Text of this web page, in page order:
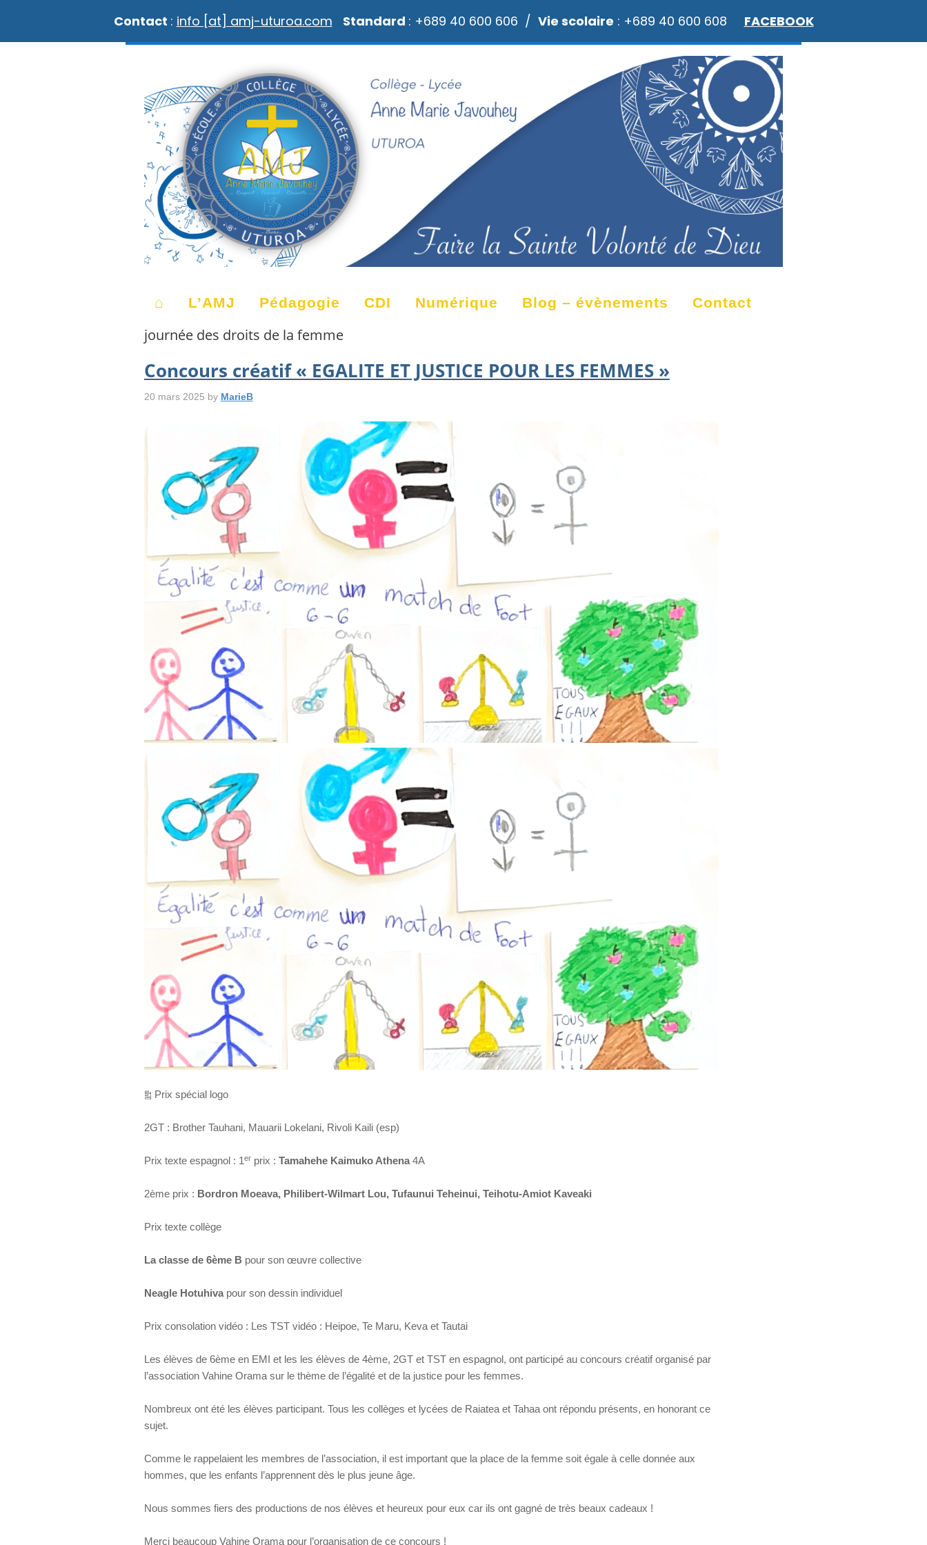
⌂ L’AMJ Pédagogie CDI Numérique Blog – évènements Contact
journée des droits de la femme
Concours créatif « EGALITE ET JUSTICE POUR LES FEMMES »
20 mars 2025 by MarieB
༖ Prix spécial logo
2GT : Brother Tauhani, Mauarii Lokelani, Rivoli Kaili (esp)
Prix texte espagnol : 1erprix : Tamahehe Kaimuko Athena4A
2ème prix : Bordron Moeava, Philibert-Wilmart Lou, Tufaunui Teheinui, Teihotu-Amiot Kaveaki
Prix texte collège
La classe de 6ème B pour son œuvre collective
Neagle Hotuhivapour son dessin individuel
Prix consolation vidéo : Les TST vidéo : Heipoe, Te Maru, Keva et Tautai
Les élèves de 6ème en EMI et les les élèves de 4ème, 2GT et TST en espagnol, ont participé au concours créatif organisé par
l’association Vahine Orama sur le thème de l’égalité et de la justice pour les femmes.
Nombreux ont été les élèves participant. Tous les collèges et lycées de Raiatea et Tahaa ont répondu présents, en honorant ce
sujet.
Comme le rappelaient les membres de l’association, il est important que la place de la femme soit égale à celle donnée aux
hommes, que les enfants l’apprennent dès le plus jeune âge.
Nous sommes fiers des productions de nos élèves et heureux pour eux car ils ont gagné de très beaux cadeaux !
Merci beaucoup Vahine Orama pour l’organisation de ce concours !
Contact : info [at] amj-uturoa.com Standard : +689 40 600 606 / Vie scolaire : +689 40 600 608 FACEBOOK